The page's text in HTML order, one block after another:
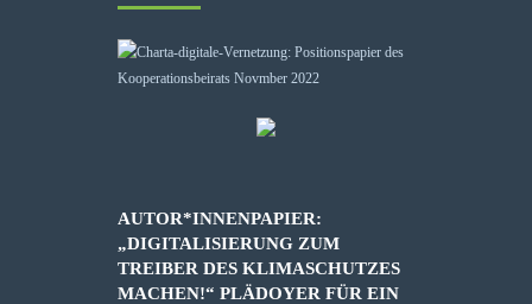
AUTOR*INNENPAPIER:
„DIGITALISIERUNG ZUM
TREIBER DES KLIMASCHUTZES
MACHEN!“ PLÄDOYER FÜR EIN